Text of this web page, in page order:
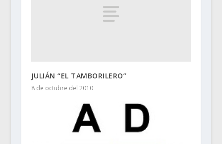
JULIÁN “EL TAMBORILERO”
8 de octubre del 2010